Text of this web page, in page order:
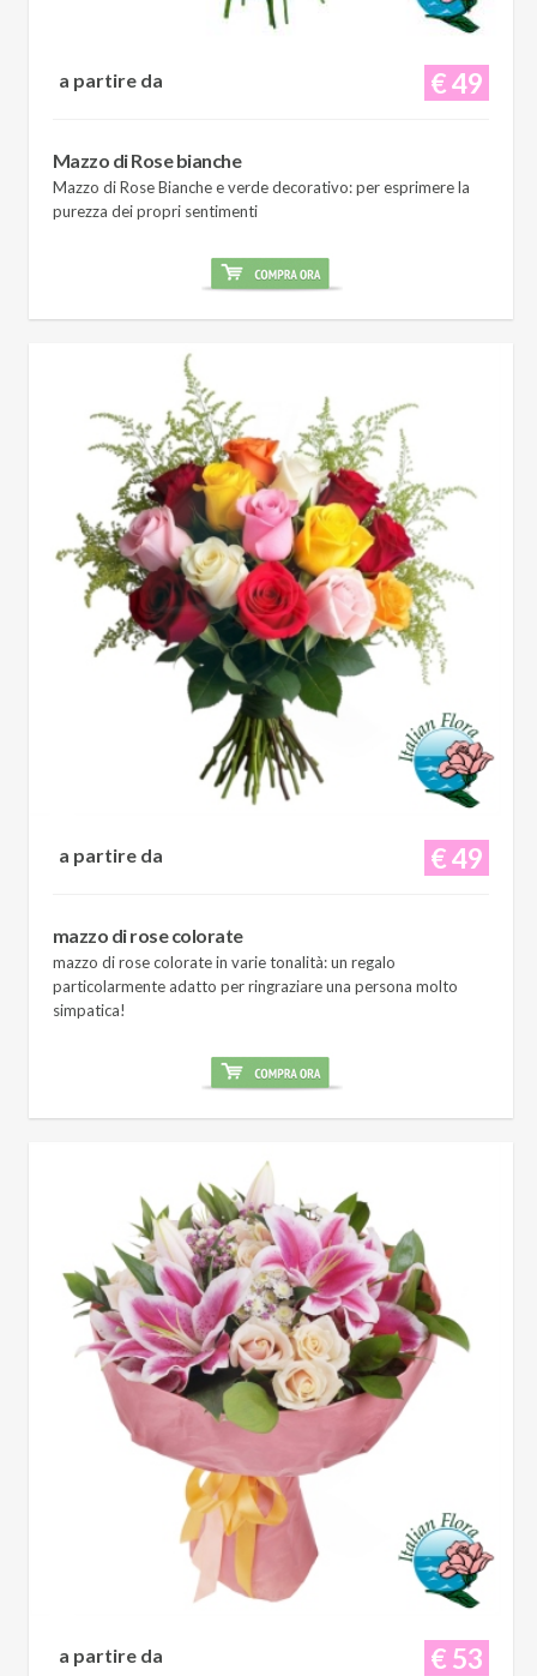
€ 49
a partire da
Mazzo di Rose bianche
Mazzo di Rose Bianche e verde decorativo: per esprimere la
purezza dei propri sentimenti
€ 49
a partire da
mazzo di rose colorate
mazzo di rose colorate in varie tonalità: un regalo
particolarmente adatto per ringraziare una persona molto
simpatica!
€ 53
a partire da